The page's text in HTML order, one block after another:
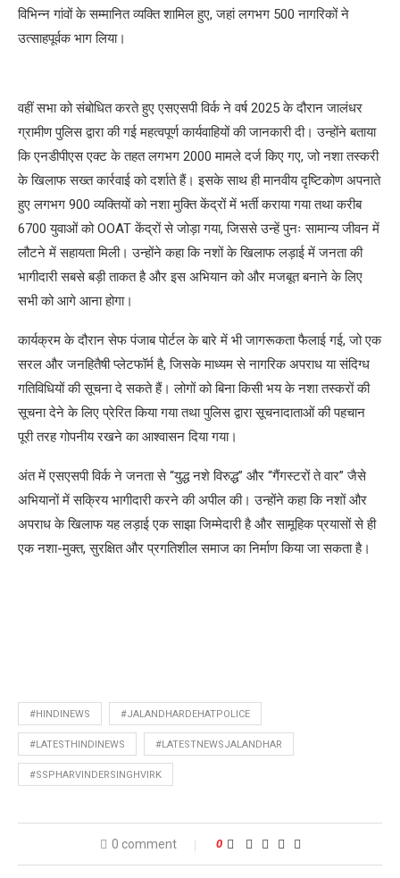
विभिन्न गांवों के सम्मानित व्यक्ति शामिल हुए, जहां लगभग 500 नागरिकों ने
उत्साहपूर्वक भाग लिया।
वहीं सभा को संबोधित करते हुए एसएसपी विर्क ने वर्ष 2025 के दौरान जालंधर
ग्रामीण पुलिस द्वारा की गई महत्वपूर्ण कार्यवाहियों की जानकारी दी। उन्होंने बताया
कि एनडीपीएस एक्ट के तहत लगभग 2000 मामले दर्ज किए गए, जो नशा तस्करी
के खिलाफ सख्त कार्रवाई को दर्शाते हैं। इसके साथ ही मानवीय दृष्टिकोण अपनाते
हुए लगभग 900 व्यक्तियों को नशा मुक्ति केंद्रों में भर्ती कराया गया तथा करीब
6700 युवाओं को OOAT केंद्रों से जोड़ा गया, जिससे उन्हें पुनः सामान्य जीवन में
लौटने में सहायता मिली। उन्होंने कहा कि नशों के खिलाफ लड़ाई में जनता की
भागीदारी सबसे बड़ी ताकत है और इस अभियान को और मजबूत बनाने के लिए
सभी को आगे आना होगा।
कार्यक्रम के दौरान सेफ पंजाब पोर्टल के बारे में भी जागरूकता फैलाई गई, जो एक
सरल और जनहितैषी प्लेटफॉर्म है, जिसके माध्यम से नागरिक अपराध या संदिग्ध
गतिविधियों की सूचना दे सकते हैं। लोगों को बिना किसी भय के नशा तस्करों की
सूचना देने के लिए प्रेरित किया गया तथा पुलिस द्वारा सूचनादाताओं की पहचान
पूरी तरह गोपनीय रखने का आश्वासन दिया गया।
अंत में एसएसपी विर्क ने जनता से “युद्ध नशे विरुद्ध” और “गैंगस्टरों ते वार” जैसे
अभियानों में सक्रिय भागीदारी करने की अपील की। उन्होंने कहा कि नशों और
अपराध के खिलाफ यह लड़ाई एक साझा जिम्मेदारी है और सामूहिक प्रयासों से ही
एक नशा-मुक्त, सुरक्षित और प्रगतिशील समाज का निर्माण किया जा सकता है।
#HINDINEWS #JALANDHARDEHATPOLICE
#LATESTHINDINEWS #LATESTNEWSJALANDHAR
#SSPHARVINDERSINGHVIRK
0 comment 0